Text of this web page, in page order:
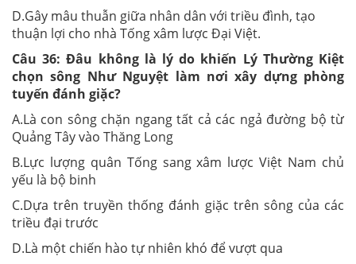
D.Gây mâu thuẫn giữa nhân dân với triều đình, tạo
thuận lợi cho nhà Tống xâm lược Đại Việt.
Câu 36:Đâu không là lý do khiến Lý Thường Kiệt
chọn sông Như Nguyệt làm nơi xây dựng phòng
tuyến đánh giặc?
A.Là con sông chặn ngang tất cả các ngả đường bộ từ
Quảng Tây vào Thăng Long
B.Lực lượng quân Tống sang xâm lược Việt Nam chủ
yếu là bộ binh
C.Dựa trên truyền thống đánh giặc trên sông của các
triều đại trước
D.Là một chiến hào tự nhiên khó để vượt qua